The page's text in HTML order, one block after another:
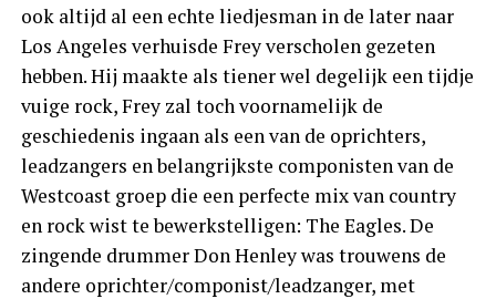
ook altijd al een echte liedjesman in de later naar
Los Angeles verhuisde Frey verscholen gezeten
hebben. Hij maakte als tiener wel degelijk een tijdje
vuige rock, Frey zal toch voornamelijk de
geschiedenis ingaan als een van de oprichters,
leadzangers en belangrijkste componisten van de
Westcoast groep die een perfecte mix van country
en rock wist te bewerkstelligen: The Eagles. De
zingende drummer Don Henley was trouwens de
andere oprichter/componist/leadzanger, met